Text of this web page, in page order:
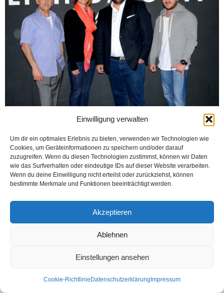
Einwilligung verwalten
Um dir ein optimales Erlebnis zu bieten, verwenden wir Technologien wie
Cookies, um Geräteinformationen zu speichern und/oder darauf
zuzugreifen. Wenn du diesen Technologien zustimmst, können wir Daten
wie das Surfverhalten oder eindeutige IDs auf dieser Website verarbeiten.
Wenn du deine Einwilligung nicht erteilst oder zurückziehst, können
bestimmte Merkmale und Funktionen beeinträchtigt werden.
Akzeptieren
Ablehnen
Einstellungen ansehen
Cookie-Richtlinie Datenschutzerklärung Impressum